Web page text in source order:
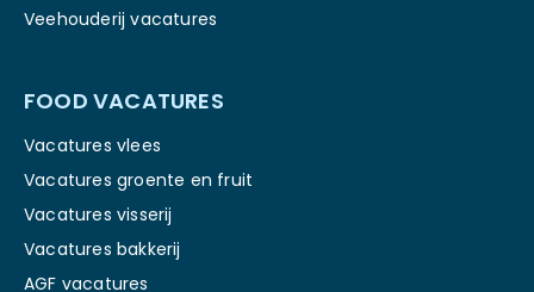
Veehouderij vacatures
FOOD VACATURES
Vacatures vlees
Vacatures groente en fruit
Vacatures visserij
Vacatures bakkerij
AGF vacatures